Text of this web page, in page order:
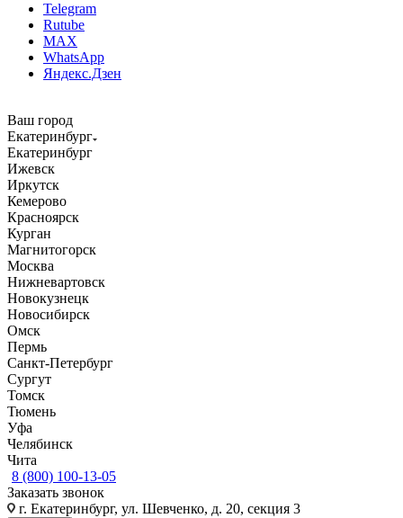
Telegram
Rutube
MAX
WhatsApp
Яндекс.Дзен
Ваш город
Екатеринбург
Екатеринбург
Ижевск
Иркутск
Кемерово
Красноярск
Курган
Магнитогорск
Москва
Нижневартовск
Новокузнецк
Новосибирск
Омск
Пермь
Санкт-Петербург
Сургут
Томск
Тюмень
Уфа
Челябинск
Чита
8 (800) 100-13-05
Заказать звонок
г. Екатеринбург, ул. Шевченко, д. 20, секция 3